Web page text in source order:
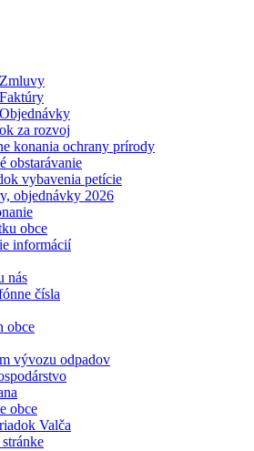
Zmluvy
Faktúry
Objednávky
za rozvoj
konania ochrany prírody
obstarávanie
vybavenia petície
objednávky 2026
obce
informácií
nás
čísla
obce
vývozu odpadov
obce
Valča